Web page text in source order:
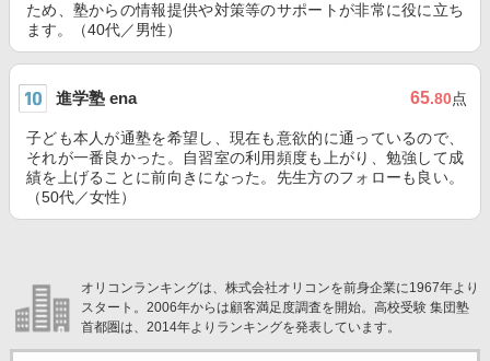
ため、塾からの情報提供や対策等のサポートが非常に役に立ち
ます。（40代／男性）
進学塾 ena 65.80点
子ども本人が通塾を希望し、現在も意欲的に通っているので、
それが一番良かった。自習室の利用頻度も上がり、勉強して成
績を上げることに前向きになった。先生方のフォローも良い。
（50代／女性）
オリコンランキングは、株式会社オリコンを前身企業に1967年より
スタート。2006年からは顧客満足度調査を開始。高校受験 集団塾
首都圏は、2014年よりランキングを発表しています。